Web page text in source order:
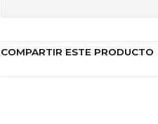
COMPARTIR ESTE PRODUCTO